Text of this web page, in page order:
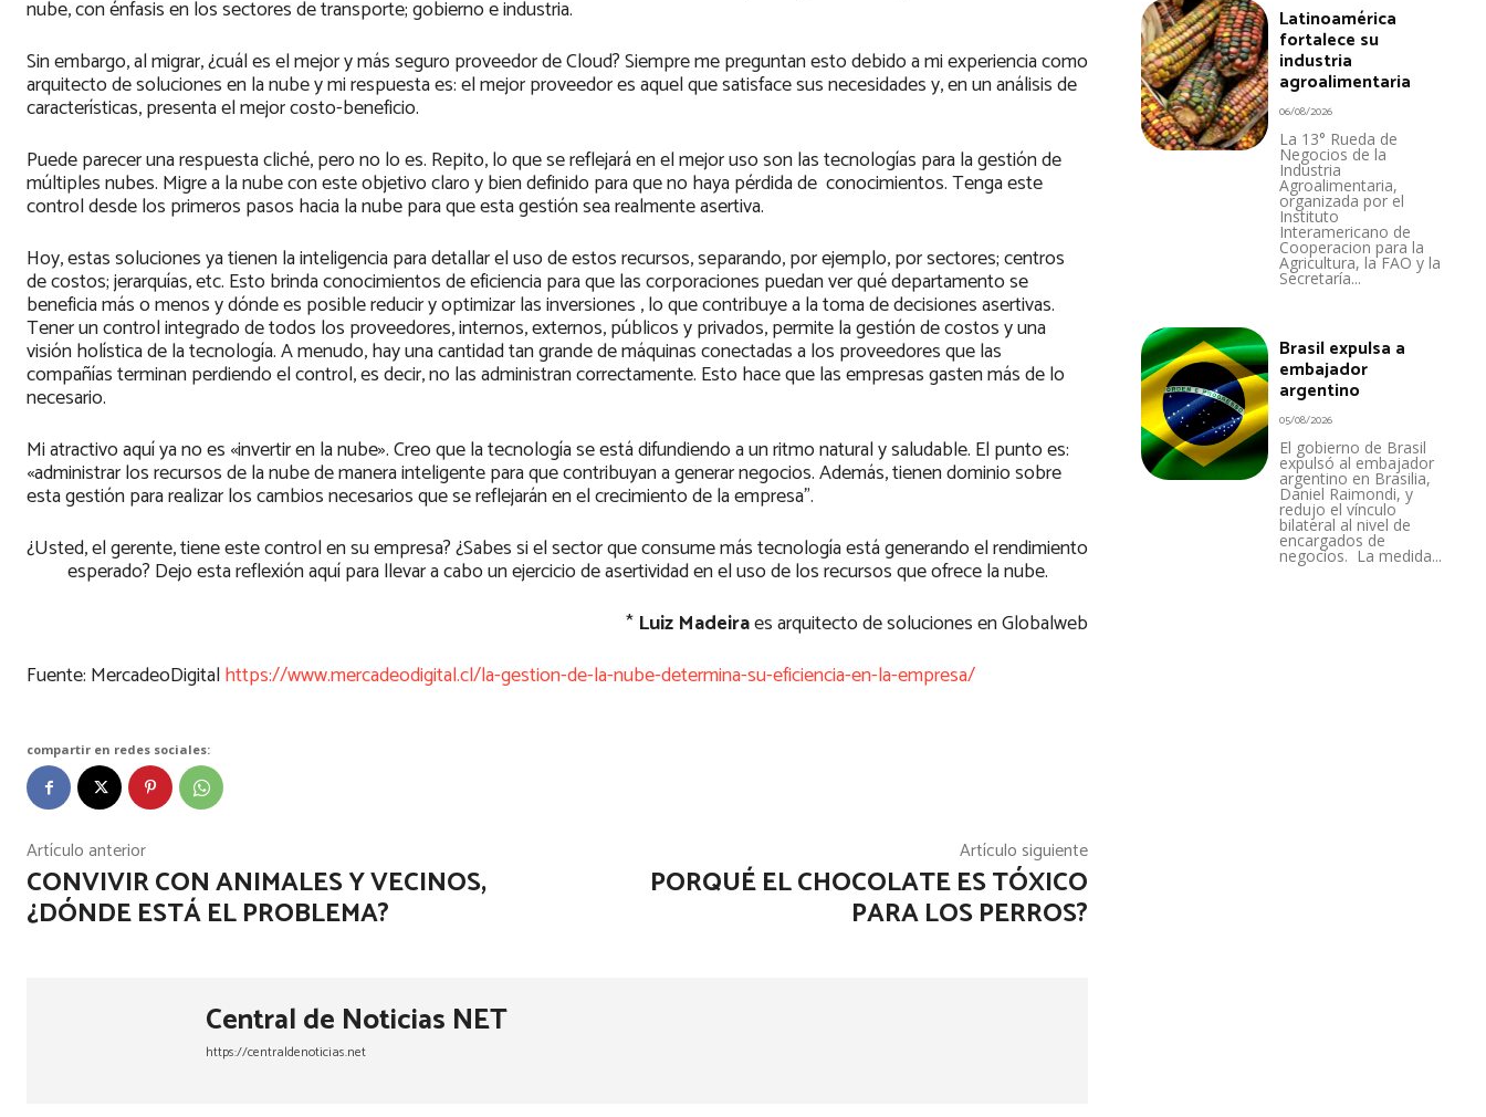
nube, con énfasis en los sectores de transporte; gobierno e industria.
Sin embargo, al migrar, ¿cuál es el mejor y más seguro proveedor de Cloud? Siempre me preguntan esto debido a mi experiencia como
arquitecto de soluciones en la nube y mi respuesta es: el mejor proveedor es aquel que satisface sus necesidades y, en un análisis de
características, presenta el mejor costo-beneficio.
Puede parecer una respuesta cliché, pero no lo es. Repito, lo que se reflejará en el mejor uso son las tecnologías para la gestión de
múltiples nubes. Migre a la nube con este objetivo claro y bien definido para que no haya pérdida de conocimientos. Tenga este
control desde los primeros pasos hacia la nube para que esta gestión sea realmente asertiva.
Hoy, estas soluciones ya tienen la inteligencia para detallar el uso de estos recursos, separando, por ejemplo, por sectores; centros
de costos; jerarquías, etc. Esto brinda conocimientos de eficiencia para que las corporaciones puedan ver qué departamento se
beneficia más o menos y dónde es posible reducir y optimizar las inversiones , lo que contribuye a la toma de decisiones asertivas.
Tener un control integrado de todos los proveedores, internos, externos, públicos y privados, permite la gestión de costos y una
visión holística de la tecnología. A menudo, hay una cantidad tan grande de máquinas conectadas a los proveedores que las
compañías terminan perdiendo el control, es decir, no las administran correctamente. Esto hace que las empresas gasten más de lo
necesario.
Mi atractivo aquí ya no es «invertir en la nube». Creo que la tecnología se está difundiendo a un ritmo natural y saludable. El punto es:
«administrar los recursos de la nube de manera inteligente para que contribuyan a generar negocios. Además, tienen dominio sobre
esta gestión para realizar los cambios necesarios que se reflejarán en el crecimiento de la empresa”.
¿Usted, el gerente, tiene este control en su empresa? ¿Sabes si el sector que consume más tecnología está generando el rendimiento
esperado? Dejo esta reflexión aquí para llevar a cabo un ejercicio de asertividad en el uso de los recursos que ofrece la nube.
* Luiz Madeiraes arquitecto de soluciones en Globalweb
Fuente: MercadeoDigitalhttps://www.mercadeodigital.cl/la-gestion-de-la-nube-determina-su-eficiencia-en-la-empresa/
compartir en redes sociales:
Artículo anterior
CONVIVIR CON ANIMALES Y VECINOS,
¿DÓNDE ESTÁ EL PROBLEMA?
Artículo siguiente
PORQUÉ EL CHOCOLATE ES TÓXICO
PARA LOS PERROS?
Central de Noticias NET
https://centraldenoticias.net
Latinoamérica
fortalece su
industria
agroalimentaria
06/08/2026
La 13° Rueda de
Negocios de la
Industria
Agroalimentaria,
organizada por el
Instituto
Interamericano de
Cooperacion para la
Agricultura, la FAO y la
Secretaría...
Brasil expulsa a
embajador
argentino
05/08/2026
El gobierno de Brasil
expulsó al embajador
argentino en Brasilia,
Daniel Raimondi, y
redujo el vínculo
bilateral al nivel de
encargados de
negocios. La medida...